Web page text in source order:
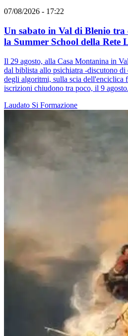
07/08/2026 - 17:22
Un sabato in Val di Blenio tra
la Summer School della Rete
Il 29 agosto, alla Casa Montanina in
dal biblista allo psichiatra -discutono di
degli algoritmi, sulla scia dell'enciclica
iscrizioni chiudono tra poco, il 9 agosto.
Laudato Si Formazione